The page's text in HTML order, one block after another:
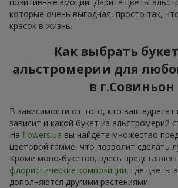
которые очень выгодная, просто так,
красок в жизнь.
Как выбрать
альстромерии для
в г.Совиньон
В зависимости от того, кто ваш адресат
зависит и какой букет из альстромерий
На flowers.ua вы найдёте множество
цветовой гамме, что позволит сделать
Кроме моно-букетов, здесь
флористические композиции, где цветы
дополняются другими растениями.